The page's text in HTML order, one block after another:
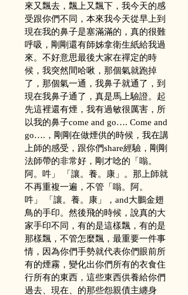
來又飄去，飄上又飄下，我今天的感
受跟你們不同，本來我今天從早上到
現在我的鼻子是塞滿滿的，真的很難
呼吸，剛剛還有師姊拿衛生紙給我過
來。不好意思最後大家在禪定的時
候，我突然間哈啾，那個氣就跑掉
了，那個氣一通，我鼻子就通了，到
現在我鼻子通了，真是馬上驗證。起
先這裡還有煙，我有過敏很厲害，所
以我的鼻子come and go…. Come and
go….，剛剛在做煙供的時候，我在講
上師的感受，跟你們share經驗，剛剛
法師帶的非常好，剛才唸的「嗡。
阿。吽」 「讓。養。康」。那上師就
不再重複一遍，不管「嗡。阿。
吽」 「讓。養。康」，and大鵬金翅
鳥的手印。然後飛的時候，說真的大
家手印不同，有的是這樣飄，有的是
那樣飄，不管怎麼飄，最重要一件事
情，因為你們手勢就代表你們眼前所
有的煙霧，變化出你們所有的衣食住
行所有的東西，這些東西供養給你們
過去、現在、的那些怨親債主纏身